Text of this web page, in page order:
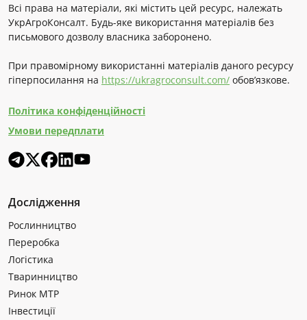
Всі права на матеріали, які містить цей ресурс, належать
УкрАгроКонсалт. Будь-яке використання матеріалів без
письмового дозволу власника заборонено.
При правомірному використанні матеріалів даного ресурсу
гіперпосилання на https://ukragroconsult.com/ обов’язкове.
Політика конфіденційності
Умови передплати
Дослідження
Рослинництво
Переробка
Логістика
Тваринництво
Ринок МТР
Інвестиції